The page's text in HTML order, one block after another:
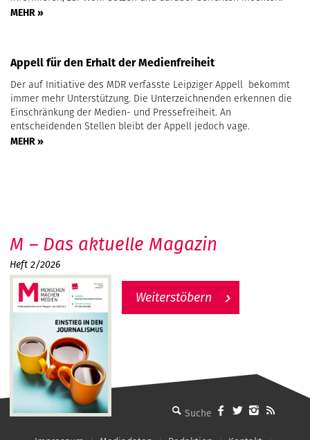
MEHR »
Appell für den Erhalt der Medienfreiheit
Der auf Initiative des MDR verfasste Leipziger Appell bekommt
immer mehr Unterstützung. Die Unterzeichnenden erkennen die
Einschränkung der Medien- und Pressefreiheit. An
entscheidenden Stellen bleibt der Appell jedoch vage.
MEHR »
MMM - Menschen machen Medien
M – Das aktuelle Magazin
Heft 2/2026
Weiterstöbern